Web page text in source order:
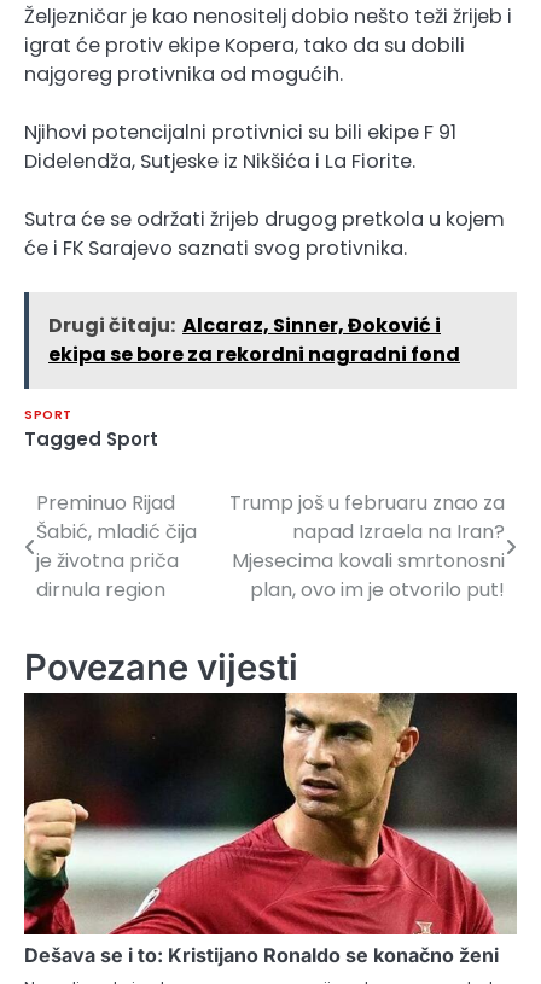
Željezničar je kao nenositelj dobio nešto teži žrijeb i
igrat će protiv ekipe Kopera, tako da su dobili
najgoreg protivnika od mogućih.
Njihovi potencijalni protivnici su bili ekipe F 91
Didelendža, Sutjeske iz Nikšića i La Fiorite.
Sutra će se održati žrijeb drugog pretkola u kojem
će i FK Sarajevo saznati svog protivnika.
Drugi čitaju: Alcaraz, Sinner, Đoković i
ekipa se bore za rekordni nagradni fond
SPORT
Tagged Sport
Navigacija
članaka
Preminuo Rijad
Šabić, mladić čija
je životna priča
dirnula region
Trump još u februaru znao za
napad Izraela na Iran?
Mjesecima kovali smrtonosni
plan, ovo im je otvorilo put!
Povezane vijesti
Dešava se i to: Kristijano Ronaldo se konačno ženi